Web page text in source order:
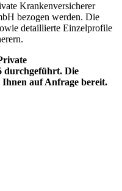
Krankenversicherer
bezogen werden. Die
detaillierte Einzelprofile
durchgeführt. Die
auf Anfrage bereit.